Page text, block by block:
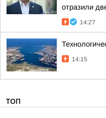
отразили
14:27
14:15
ТОП